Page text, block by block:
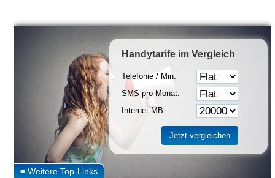
Handytarife im Vergleich
Telefonie / Min:
SMS pro Monat:
Internet MB: